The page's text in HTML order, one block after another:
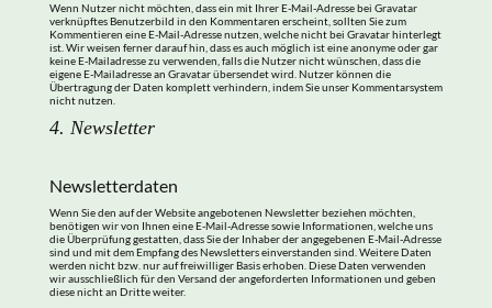
Wenn Nutzer nicht möchten, dass ein mit Ihrer E-Mail-Adresse bei Gravatar
verknüpftes Benutzerbild in den Kommentaren erscheint, sollten Sie zum
Kommentieren eine E-Mail-Adresse nutzen, welche nicht bei Gravatar hinterlegt
ist. Wir weisen ferner darauf hin, dass es auch möglich ist eine anonyme oder gar
keine E-Mailadresse zu verwenden, falls die Nutzer nicht wünschen, dass die
eigene E-Mailadresse an Gravatar übersendet wird. Nutzer können die
Übertragung der Daten komplett verhindern, indem Sie unser Kommentarsystem
nicht nutzen.
4. Newsletter
Newsletterdaten
Wenn Sie den auf der Website angebotenen Newsletter beziehen möchten,
benötigen wir von Ihnen eine E-Mail-Adresse sowie Informationen, welche uns
die Überprüfung gestatten, dass Sie der Inhaber der angegebenen E-Mail-Adresse
sind und mit dem Empfang des Newsletters einverstanden sind. Weitere Daten
werden nicht bzw. nur auf freiwilliger Basis erhoben. Diese Daten verwenden
wir ausschließlich für den Versand der angeforderten Informationen und geben
diese nicht an Dritte weiter.